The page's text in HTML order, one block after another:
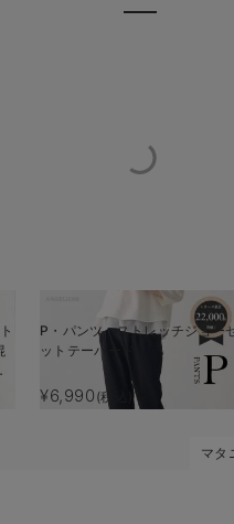
P・パンツ ストレッチジョー
ットテーパード
¥6,990 (税込)
マタ